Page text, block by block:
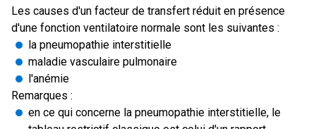
Les causes d'un facteur de transfert réduit en présence
d'une fonction ventilatoire normale sont les suivantes :
la pneumopathie interstitielle
maladie vasculaire pulmonaire
l'anémie
Remarques :
en ce qui concerne la pneumopathie interstitielle, le